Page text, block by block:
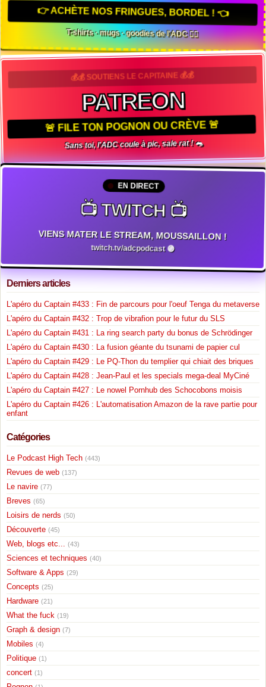
👉 ACHÈTE NOS FRINGUES, BORDEL ! 👈
T-shirts · mugs · goodies de l'ADC 🏴‍☠️
💰💰 SOUTIENS LE CAPITAINE 💰💰
PATREON
🚨 FILE TON POGNON OU CRÈVE 🚨
Sans toi, l'ADC coule à pic, sale rat ! 🐀
EN DIRECT
📺 TWITCH 📺
VIENS MATER LE STREAM, MOUSSAILLON !
twitch.tv/adcpodcast 🟣
Derniers articles
L'apéro du Captain #433 : Fin de parcours pour l'oeuf Tenga du metaverse
L'apéro du Captain #432 : Trop de vibrafion pour le futur du SLS
L'apéro du Captain #431 : La ring search party du bonus de Schrödinger
L'apéro du Captain #430 : La fusion géante du tsunami de papier cul
L'apéro du Captain #429 : Le PQ-Thon du templier qui chiait des briques
L'apéro du Captain #428 : Jean-Paul et les specials mega-deal MyCiné
L'apéro du Captain #427 : Le nowel Pornhub des Schocobons moisis
L'apéro du Captain #426 : L'automatisation Amazon de la rave partie pour
enfant
Catégories
Le Podcast High Tech (443)
Revues de web (137)
Le navire (77)
Breves (65)
Loisirs de nerds (50)
Découverte (45)
Web, blogs etc... (43)
Sciences et techniques (40)
Software & Apps (29)
Concepts (25)
Hardware (21)
What the fuck (19)
Graph & design (7)
Mobiles (4)
Politique (1)
concert (1)